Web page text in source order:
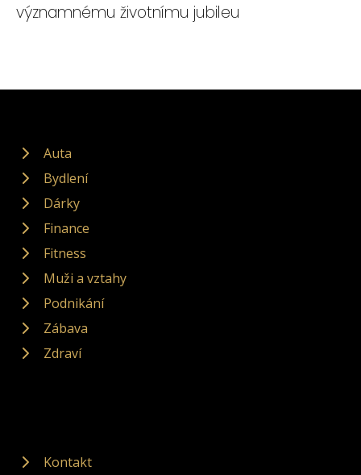
významnému životnímu jubileu
Auta
Bydlení
Dárky
Finance
Fitness
Muži a vztahy
Podnikání
Zábava
Zdraví
Kontakt